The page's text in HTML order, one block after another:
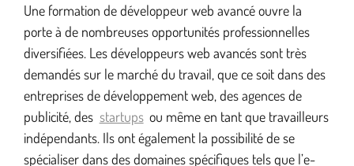
Une formation de développeur web avancé ouvre la
porte à de nombreuses opportunités professionnelles
diversifiées. Les développeurs web avancés sont très
demandés sur le marché du travail, que ce soit dans des
entreprises de développement web, des agences de
publicité, des startups ou même en tant que travailleurs
indépendants. Ils ont également la possibilité de se
spécialiser dans des domaines spécifiques tels que l’e-